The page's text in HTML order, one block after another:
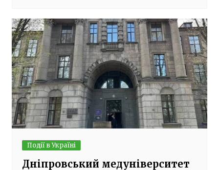
Події в Україні
Дніпровський медуніверситет